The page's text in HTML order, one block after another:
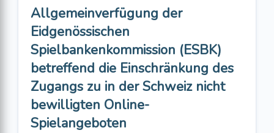
Allgemeinverfügung der
Eidgenössischen
Spielbankenkommission (ESBK)
betreffend die Einschränkung des
Zugangs zu in der Schweiz nicht
bewilligten Online-
Spielangeboten